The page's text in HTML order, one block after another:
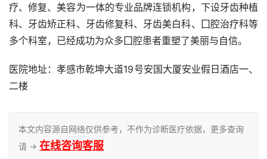
疗、修复、美容为一体的专业品牌连锁机构，下设牙齿种植
科、牙齿矫正科、牙齿修复科、牙齿美白科、囗腔治疗科等
多个科室，已经成功为众多囗腔患者重塑了美丽与自信。
医院地址：孝感市乾坤大道19号安国大厦安业假日酒店一、
二楼
本文内容源自网络仅供参考，不作为诊断医疗依据，更多查询
请 → 在线咨询客服